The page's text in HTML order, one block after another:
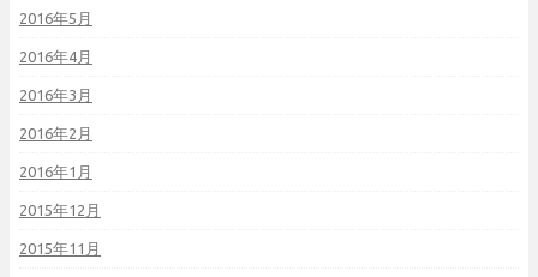
2016年5月
2016年4月
2016年3月
2016年2月
2016年1月
2015年12月
2015年11月